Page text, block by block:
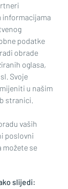
podatke
obrade
oglasa,
Svoje
u našim
stranici.
vaših
poslovni
možete se
slijedi: